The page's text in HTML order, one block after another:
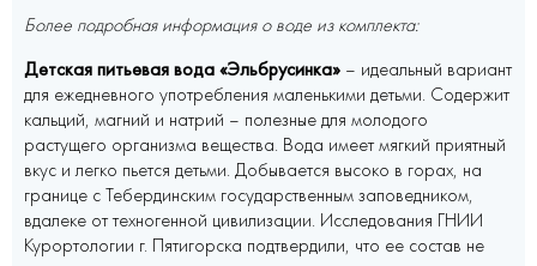
Более подробная информация о воде из комплекта:
Детская питьевая вода «Эльбрусинка» – идеальный вариант
для ежедневного употребления маленькими детьми. Содержит
кальций, магний и натрий – полезные для молодого
растущего организма вещества. Вода имеет мягкий приятный
вкус и легко пьется детьми. Добывается высоко в горах, на
границе с Тебердинским государственным заповедником,
вдалеке от техногенной цивилизации. Исследования ГНИИ
Курортологии г. Пятигорска подтвердили, что ее состав не